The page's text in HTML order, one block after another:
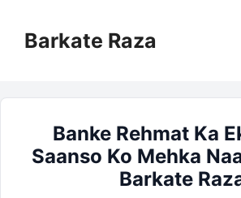
contentBarkate Raza
Banke Rehmat Ka
Saanso Ko Mehka
Barkate